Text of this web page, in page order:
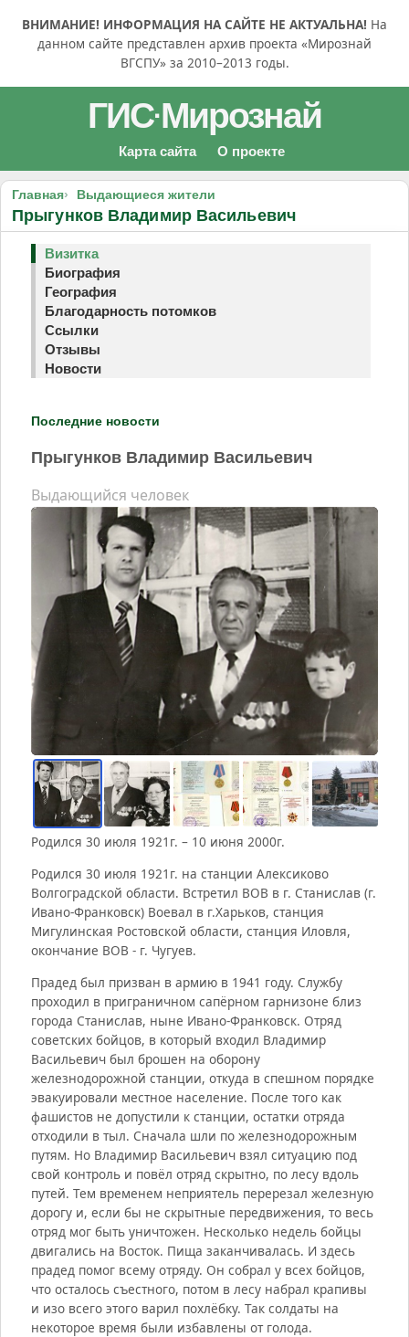
ВНИМАНИЕ! ИНФОРМАЦИЯ НА САЙТЕ НЕ АКТУАЛЬНА! На
данном сайте представлен архив проекта «Мирознай
ВГСПУ» за 2010–2013 годы.
ГИС·Мирознай
Карта сайта О проекте
Главная Выдающиеся жители
Прыгунков Владимир Васильевич
Визитка
Биография
География
Благодарность потомков
Ссылки
Отзывы
Новости
Последние новости
Прыгунков Владимир Васильевич
Выдающийся человек
Родился 30 июля 1921г. – 10 июня 2000г.
Родился 30 июля 1921г. на станции Алексиково
Волгоградской области. Встретил ВОВ в г. Станислав (г.
Ивано-Франковск) Воевал в г.Харьков, станция
Мигулинская Ростовской области, станция Иловля,
окончание ВОВ - г. Чугуев.
Прадед был призван в армию в 1941 году. Службу
проходил в приграничном сапёрном гарнизоне близ
города Станислав, ныне Ивано-Франковск. Отряд
советских бойцов, в который входил Владимир
Васильевич был брошен на оборону
железнодорожной станции, откуда в спешном порядке
эвакуировали местное население. После того как
фашистов не допустили к станции, остатки отряда
отходили в тыл. Сначала шли по железнодорожным
путям. Но Владимир Васильевич взял ситуацию под
свой контроль и повёл отряд скрытно, по лесу вдоль
путей. Тем временем неприятель перерезал железную
дорогу и, если бы не скрытные передвижения, то весь
отряд мог быть уничтожен. Несколько недель бойцы
двигались на Восток. Пища заканчивалась. И здесь
прадед помог всему отряду. Он собрал у всех бойцов,
что осталось съестного, потом в лесу набрал крапивы
и изо всего этого варил похлёбку. Так солдаты на
некоторое время были избавлены от голода.